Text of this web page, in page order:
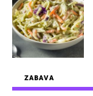
ZABAVA